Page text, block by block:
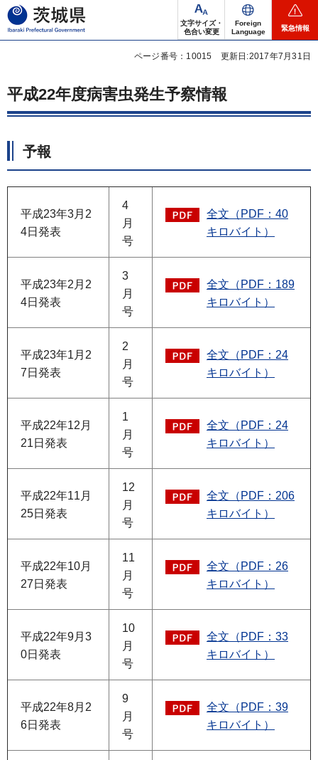
茨城県
文字サイズ・
色合い変更
Foreign
Language
緊急情報
ページ番号：10015 更新日:2017年7月31日
平成22年度病害虫発生予察情報
予報
平成23年3月2
4日発表
4
月
号
全文（PDF：40
キロバイト）
平成23年2月2
4日発表
3
月
号
全文（PDF：189
キロバイト）
平成23年1月2
7日発表
2
月
号
全文（PDF：24
キロバイト）
平成22年12月
21日発表
1
月
号
全文（PDF：24
キロバイト）
平成22年11月
25日発表
12
月
号
全文（PDF：206
キロバイト）
平成22年10月
27日発表
11
月
号
全文（PDF：26
キロバイト）
平成22年9月3
0日発表
10
月
号
全文（PDF：33
キロバイト）
平成22年8月2
6日発表
9
月
号
全文（PDF：39
キロバイト）